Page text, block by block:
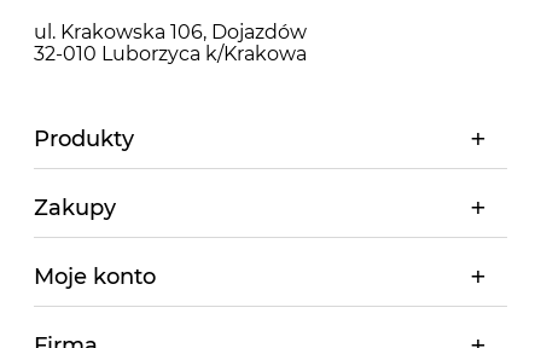
ul. Krakowska 106, Dojazdów
32-010 Luborzyca k/Krakowa
Produkty
Zakupy
Moje konto